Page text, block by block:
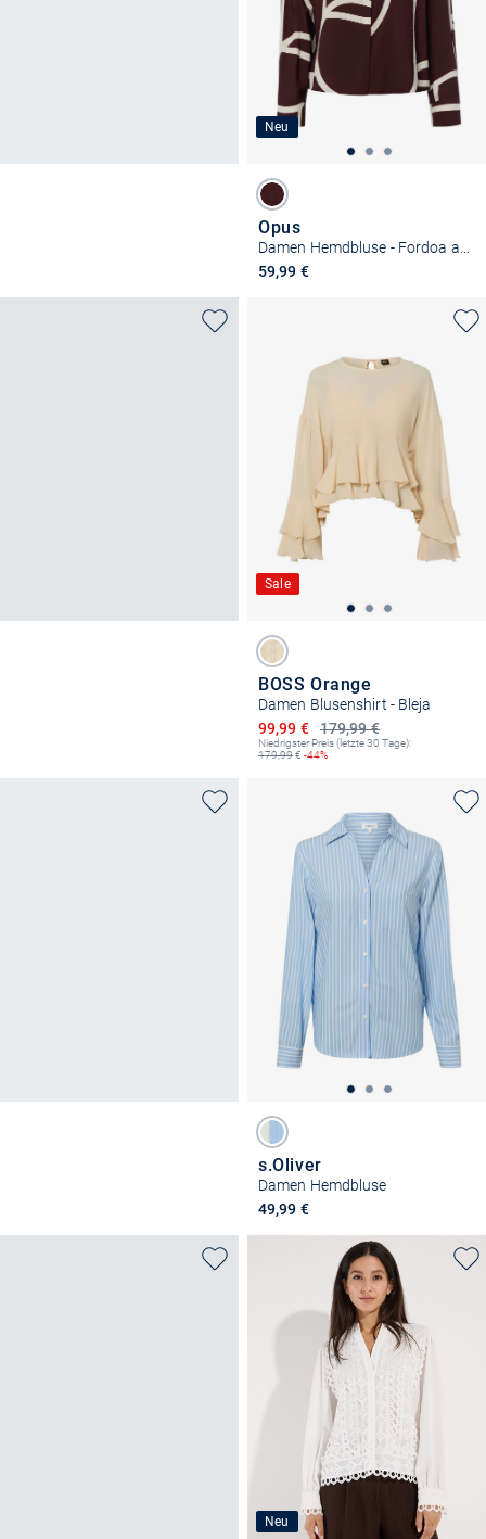
Neu
Opus
Damen Hemdbluse - Fordoa atelier
59,99 €
Sale
BOSS Orange
Damen Blusenshirt - Bleja
179,99 €
Ermäßigter Preis
99,99 €
Niedrigster Preis (letzte 30 Tage):
179,99€ -44%
s.Oliver
Damen Hemdbluse
49,99 €
Neu